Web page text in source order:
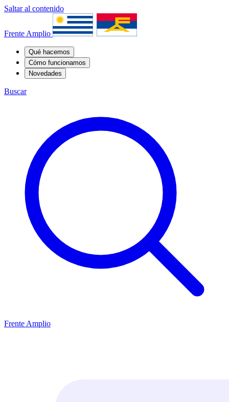
Saltar al contenido
Frente Amplio
Qué hacemos
Cómo funcionamos
Novedades
Buscar
Frente Amplio